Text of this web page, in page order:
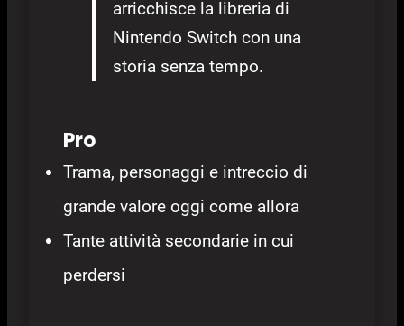
arricchisce la libreria di
Nintendo Switch con una
storia senza tempo.
Pro
Trama, personaggi e intreccio di
grande valore oggi come allora
Tante attività secondarie in cui
perdersi